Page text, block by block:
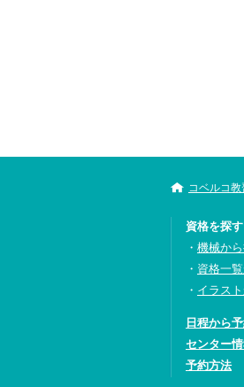
コベルコ
資格を探す
機械か
資格一
イラス
日程から
センター
予約方法